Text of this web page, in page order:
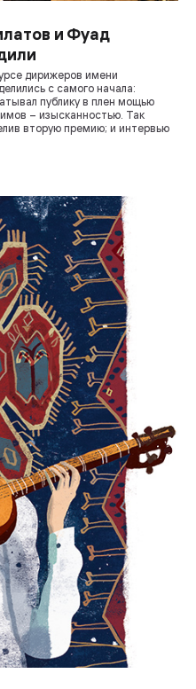
и Фуад
дирижеров имени
с самого начала:
публику в плен мощью
– изысканностью. Так
вторую премию; и интервью